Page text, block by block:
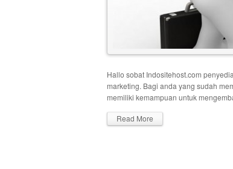
Hallo sobat Indositehost.com
marketing. Bagi anda yang sudah
memiliki kemampuan untuk
Read More